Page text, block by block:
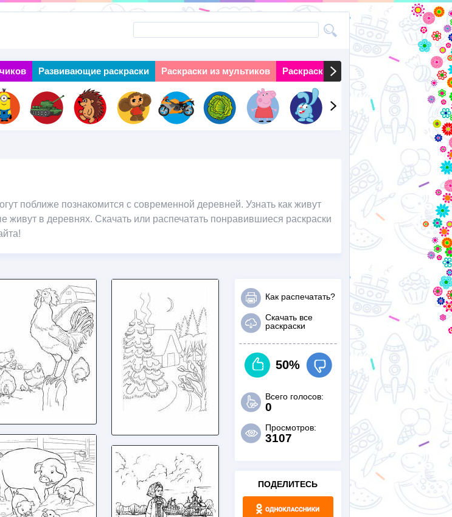
Развивающие раскраски Раскраски из мультиков Раскраски на праздники
Next
поближе познакомится с современной деревней. Узнать как живут
в деревнях. Скачать или распечатать понравившиеся раскраски
Как распечатать?
Скачать все
раскраски
50%
Всего голосов:
0
Просмотров:
3107
ПОДЕЛИТЕСЬ